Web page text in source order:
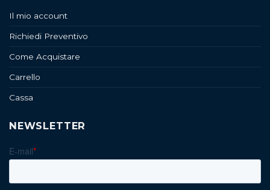
Il mio account
Richiedi Preventivo
Come Acquistare
Carrello
Cassa
NEWSLETTER